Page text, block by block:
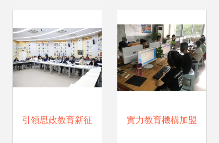
引領思政教育新征 實力教育機構加盟